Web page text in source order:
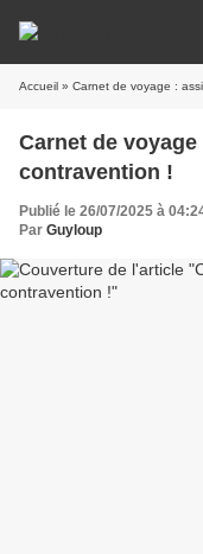
Accueil » Carnet de voyage :
Carnet de
contravention !
Publié le 26/07/2025 à
Par Guyloup